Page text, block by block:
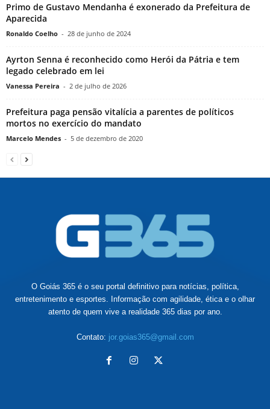
Primo de Gustavo Mendanha é exonerado da Prefeitura de
Aparecida
Ronaldo Coelho - 28 de junho de 2024
Ayrton Senna é reconhecido como Herói da Pátria e tem
legado celebrado em lei
Vanessa Pereira - 2 de julho de 2026
Prefeitura paga pensão vitalícia a parentes de políticos
mortos no exercício do mandato
Marcelo Mendes - 5 de dezembro de 2020
O Goiás 365 é o seu portal definitivo para notícias, política,
entretenimento e esportes. Informação com agilidade, ética e o olhar
atento de quem vive a realidade 365 dias por ano.
Contato: jor.goias365@gmail.com